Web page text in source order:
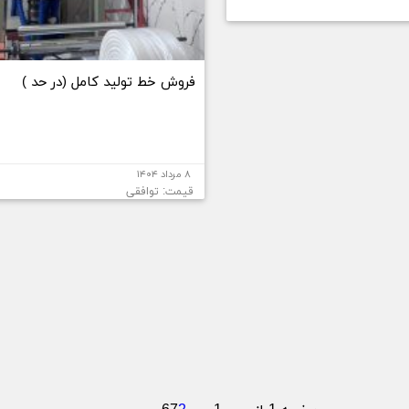
فروش خط تولید کامل (در حد )
۸ مرداد ۱۴۰۴
قیمت: توافقی